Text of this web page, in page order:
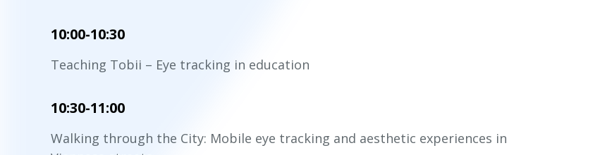
10:00-10:30
Teaching Tobii – Eye tracking in education
10:30-11:00
Walking through the City: Mobile eye tracking and aesthetic experiences in